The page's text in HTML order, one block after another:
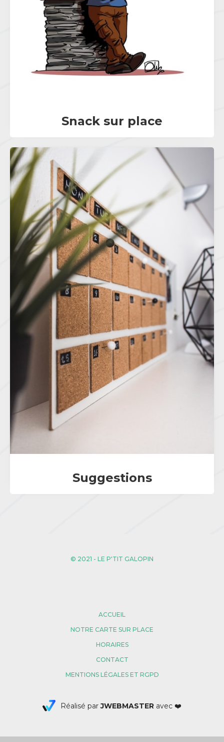
Snack sur place
Suggestions
© 2021 - LE P'TIT GALOPIN
ACCUEIL
NOTRE CARTE SUR PLACE
HORAIRES
CONTACT
MENTIONS LÉGALES ET RGPD
Réalisé parJWEBMASTER avec ❤️